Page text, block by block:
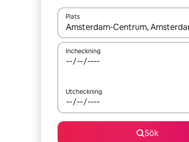
Plats
När resultaten är tillgängliga kan du
Incheckning
Utcheckning
Sök